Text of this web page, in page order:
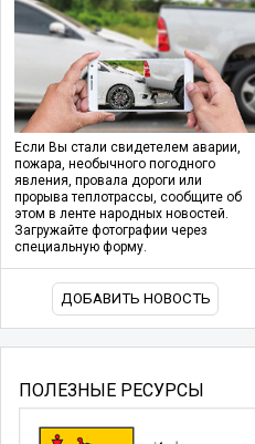
Если Вы стали свидетелем аварии,
пожара, необычного погодного
явления, провала дороги или
прорыва теплотрассы, сообщите об
этом в ленте народных новостей.
Загружайте фотографии через
специальную форму.
ДОБАВИТЬ НОВОСТЬ
ПОЛЕЗНЫЕ РЕСУРСЫ